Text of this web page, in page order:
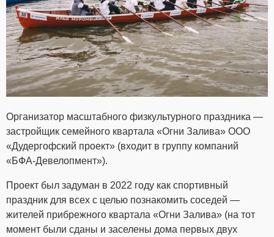
Организатор масштабного физкультурного праздника —
застройщик семейного квартала «Огни Залива» ООО
«Дудергофский проект» (входит в группу компаний
«БФА-Девелопмент»).
Проект был задуман в 2022 году как спортивный
праздник для всех с целью познакомить соседей —
жителей прибрежного квартала «Огни Залива» (на тот
момент были сданы и заселены дома первых двух